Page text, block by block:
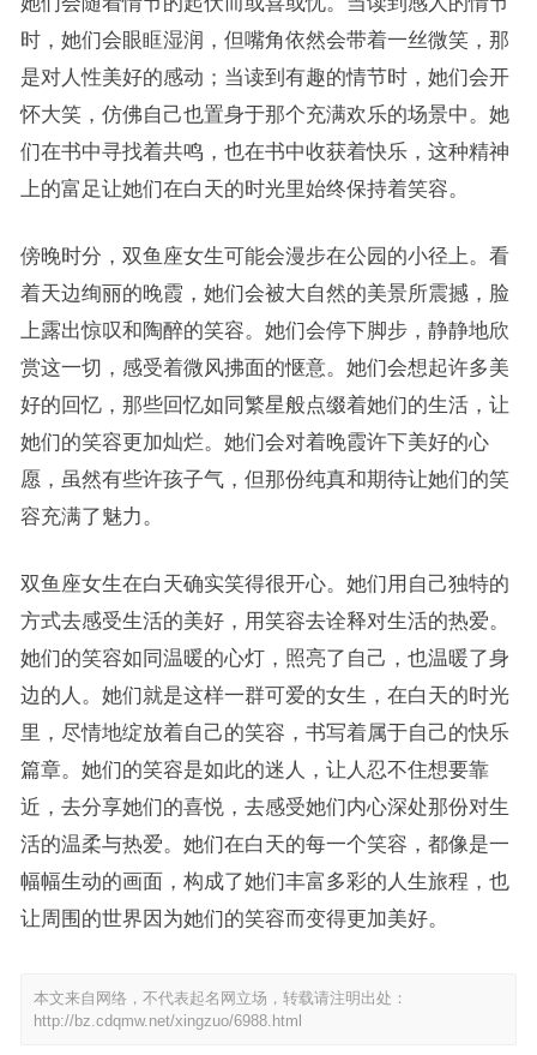
时，她们会眼眶湿润，但嘴角依然会带着一丝微笑，那
是对人性美好的感动；当读到有趣的情节时，她们会开
怀大笑，仿佛自己也置身于那个充满欢乐的场景中。她
们在书中寻找着共鸣，也在书中收获着快乐，这种精神
上的富足让她们在白天的时光里始终保持着笑容。
傍晚时分，双鱼座女生可能会漫步在公园的小径上。看
着天边绚丽的晚霞，她们会被大自然的美景所震撼，脸
上露出惊叹和陶醉的笑容。她们会停下脚步，静静地欣
赏这一切，感受着微风拂面的惬意。她们会想起许多美
好的回忆，那些回忆如同繁星般点缀着她们的生活，让
她们的笑容更加灿烂。她们会对着晚霞许下美好的心
愿，虽然有些许孩子气，但那份纯真和期待让她们的笑
容充满了魅力。
双鱼座女生在白天确实笑得很开心。她们用自己独特的
方式去感受生活的美好，用笑容去诠释对生活的热爱。
她们的笑容如同温暖的心灯，照亮了自己，也温暖了身
边的人。她们就是这样一群可爱的女生，在白天的时光
里，尽情地绽放着自己的笑容，书写着属于自己的快乐
篇章。她们的笑容是如此的迷人，让人忍不住想要靠
近，去分享她们的喜悦，去感受她们内心深处那份对生
活的温柔与热爱。她们在白天的每一个笑容，都像是一
幅幅生动的画面，构成了她们丰富多彩的人生旅程，也
让周围的世界因为她们的笑容而变得更加美好。
本文来自网络，不代表起名网立场，转载请注明出处：
http://bz.cdqmw.net/xingzuo/6988.html